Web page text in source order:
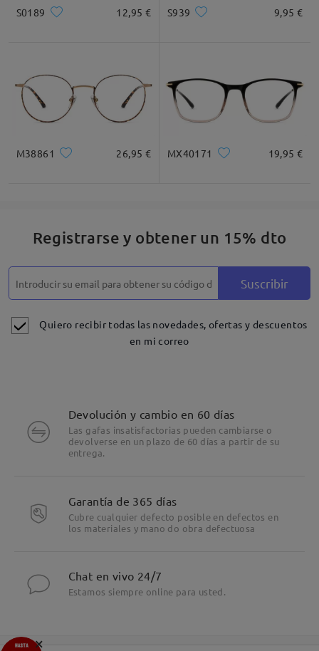
S0189 12,95 € S939 9,95 €
M38861 26,95 € MX40171 19,95 €
Registrarse y obtener un 15% dto
Suscribir
Quiero recibir todas las novedades, ofertas y descuentos
en mi correo
Devolución y cambio en 60 días
Las gafas insatisfactorias pueden cambiarse o
devolverse en un plazo de 60 días a partir de su
entrega.
Garantía de 365 días
Cubre cualquier defecto posible en defectos en
los materiales y mano do obra defectuosa
Chat en vivo 24/7
Estamos siempre online para usted.
×